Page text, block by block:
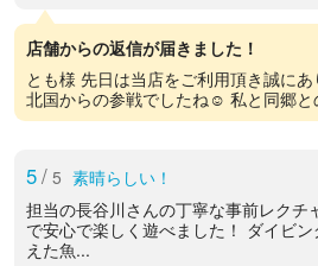
店舗からの返信が届きました！
とも様 先日は当店をご利用頂き誠にあ
北国からの参戦でしたね☺︎ 私と同郷と
5/ 5 素晴らしい！
担当の長谷川さんの丁寧な事前レクチ
で安心で楽しく遊べました！ ダイビ
えた魚...